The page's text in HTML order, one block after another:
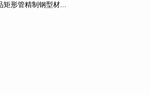
形管精制钢型材...